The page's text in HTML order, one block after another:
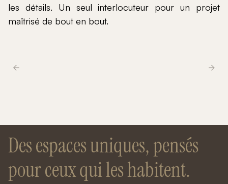
les détails. Un seul interlocuteur pour un projet
maîtrisé de bout en bout.
Des espaces uniques, pensés
pour ceux qui les habitent.